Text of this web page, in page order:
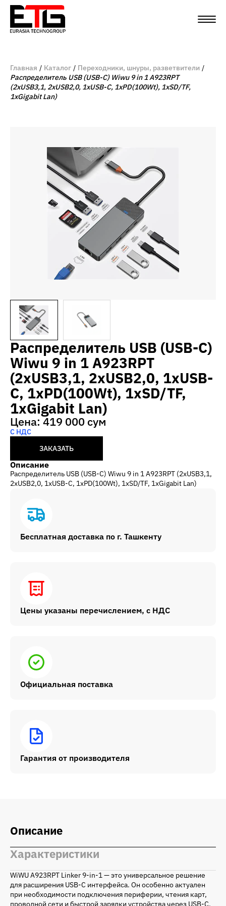
Главная Каталог
Переходники, шнуры, разветвители
Распределитель USB (USB-C) Wiwu 9 in 1 A923RPT
(2xUSB3,1, 2xUSB2,0, 1xUSB-C, 1xPD(100Wt), 1xSD/TF,
1xGigabit Lan)
Распределитель USB (USB-C)
Wiwu 9 in 1 A923RPT
(2xUSB3,1, 2xUSB2,0, 1xUSB-
C, 1xPD(100Wt), 1xSD/TF,
1xGigabit Lan)
Цена: 419 000 сум
С НДС
ЗАКАЗАТЬ
Описание
Распределитель USB (USB-C) Wiwu 9 in 1 A923RPT (2xUSB3,1,
2xUSB2,0, 1xUSB-C, 1xPD(100Wt), 1xSD/TF, 1xGigabit Lan)
Бесплатная доставка по г. Ташкенту
Цены указаны перечислением, с НДС
Официальная поставка
Гарантия от производителя
Описание
Характеристики
WiWU A923RPT Linker 9‑in‑1 — это универсальное решение
для расширения USB‑C интерфейса. Он особенно актуален
при необходимости подключения периферии, чтения карт,
проводной сети и быстрой зарядки устройства через USB‑C.